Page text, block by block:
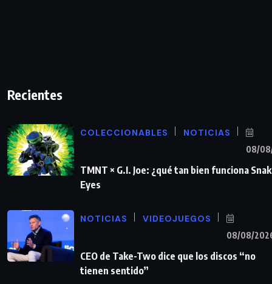
Recientes
COLECCIONABLES NOTICIAS
08/
TMNT × G.I. Joe: ¿qué tan bien funciona
Eyes
NOTICIAS VIDEOJUEGOS
08/08/
CEO de Take-Two dice que los discos “no
tienen sentido”